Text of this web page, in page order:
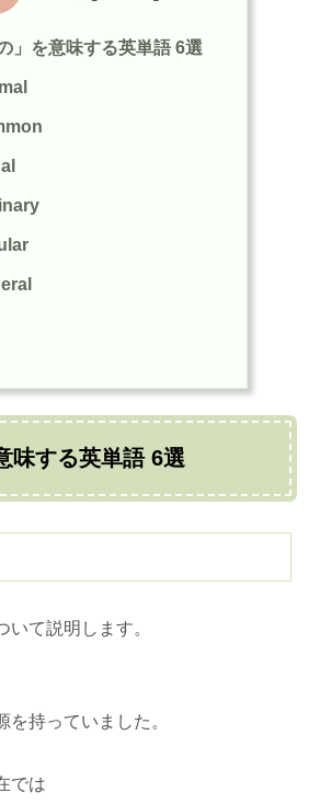
」を意味する英単語 6選
味する英単語 6選
いて説明します。
を持っていました。
では